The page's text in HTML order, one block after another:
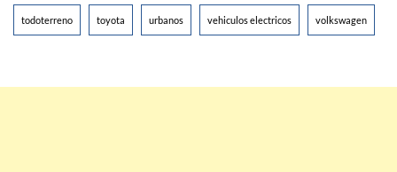
todoterreno toyota urbanos vehiculos electricos volkswagen